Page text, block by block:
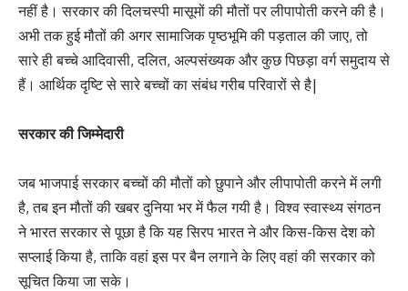
नहीं है। सरकार की दिलचस्पी मासूमों की मौतों पर लीपापोती करने की है।
अभी तक हुई मौतों की अगर सामाजिक पृष्ठभूमि की पड़ताल की जाए, तो
सारे ही बच्चे आदिवासी, दलित, अल्पसंख्यक और कुछ पिछड़ा वर्ग समुदाय से
हैं। आर्थिक दृष्टि से सारे बच्चों का संबंध गरीब परिवारों से है|
सरकार की जिम्मेदारी
जब भाजपाई सरकार बच्चों की मौतों को छुपाने और लीपापोती करने में लगी
है, तब इन मौतों की खबर दुनिया भर में फैल गयी है। विश्व स्वास्थ्य संगठन
ने भारत सरकार से पूछा है कि यह सिरप भारत ने और किस-किस देश को
सप्लाई किया है, ताकि वहां इस पर बैन लगाने के लिए वहां की सरकार को
सूचित किया जा सके।